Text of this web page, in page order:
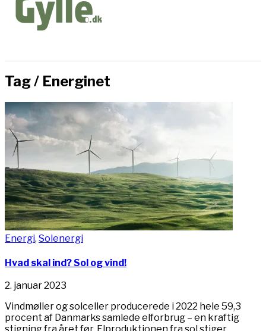
Tag / Energinet
Energi, Solenergi
Hvad skal ind? Sol og vind!
2. januar 2023
Vindmøller og solceller producerede i 2022 hele 59,3
procent af Danmarks samlede elforbrug – en kraftig